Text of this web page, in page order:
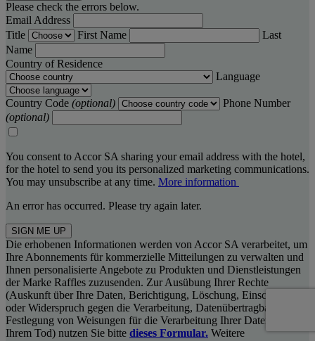
Please check the errors below.
Email Address
Title
First Name
Last
Name
Country of Residence
Language
Country Code (optional)
Phone Number
(optional)
You consent to Accor SA sharing your email address with the hotel,
for the hotel to send you its personalized marketing communications.
You may unsubscribe at any time. More information
An error has occurred. Please try again later.
SIGN ME UP
Die erhobenen Informationen werden von Accor SA verarbeitet, um
Ihre Abonnements für kommerzielle Mitteilungen zu verwalten und
Ihnen personalisierte Angebote zu Produkten und Dienstleistungen
der Marke Raffles zuzusenden. Zur Ausübung Ihrer Rechte
(Auskunft über Ihre Daten, Berichtigung, Löschung, Einschränkung
oder Widerspruch gegen die Verarbeitung, Datenübertragbarkeit,
Festlegung von Weisungen für die Verarbeitung Ihrer Daten nach
Ihrem Tod) nutzen Sie bitte dieses Formular. Weitere